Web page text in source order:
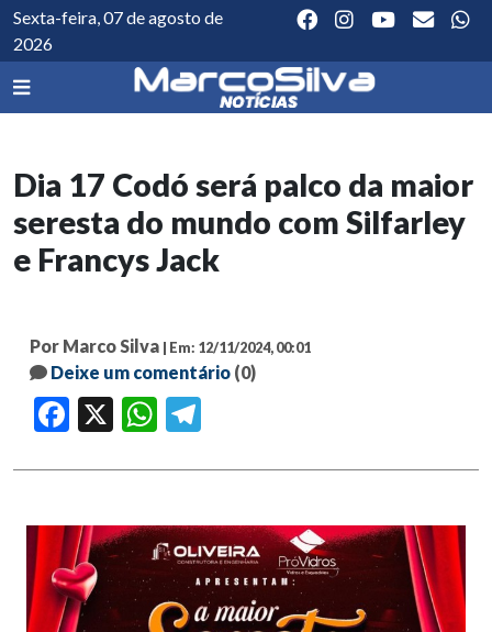
Sexta-feira, 07 de agosto de
2026
Dia 17 Codó será palco da maior
seresta do mundo com Silfarley
e Francys Jack
Por Marco Silva | Em: 12/11/2024, 00:01
Deixe um comentário (0)
Facebook WhatsApp